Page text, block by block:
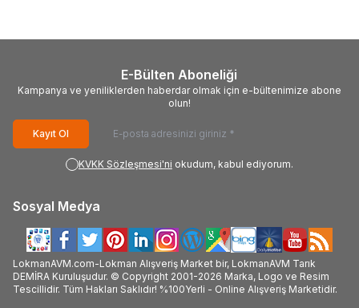
E-Bülten Aboneliği
Kampanya ve yeniliklerden haberdar olmak için e-bültenimize abone
olun!
Kayıt Ol
KVKK Sözleşmesi'ni okudum, kabul ediyorum.
Sosyal Medya
LokmanAVM.com-Lokman Alışveriş Market bir, LokmanAVM Tarık
DEMİRA Kuruluşudur. © Copyright 2001-2026 Marka, Logo ve Resim
Tescillidir. Tüm Hakları Saklıdır! %100Yerli - Online Alışveriş Marketidir.